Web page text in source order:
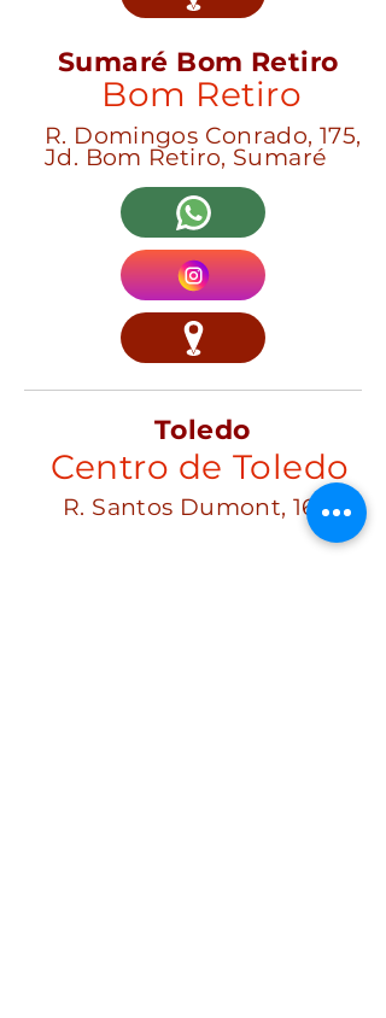
Sumaré Bom Retiro
Bom Retiro
R. Domingos Conrado, 175,
Jd. Bom Retiro, Sumaré
Toledo
Centro de Toledo
R. Santos Dumont, 1641